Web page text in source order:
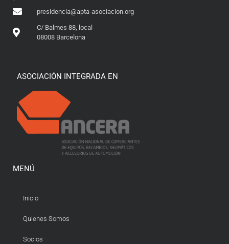
presidencia@apta-asociacion.org
C/ Balmes 88, local
08008 Barcelona
ASOCIACIÓN INTEGRADA EN
MENÚ
Inicio
Quienes Somos
Socios